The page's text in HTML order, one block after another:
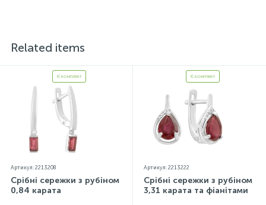
зазначено відповідну пробу. До кожної ювелірної
параметрів.*Кольори виробів на сайті можуть дещо
відрізнятися від реальних через особливості передачі
кольорів екраном
Related items
Є комплект
Артикул: 2213208
Срібні сережки з рубіном
0,84 карата
Є комплект
Артикул: 2213222
Срібні сережки з рубіном
3,31 карата та фіанітами